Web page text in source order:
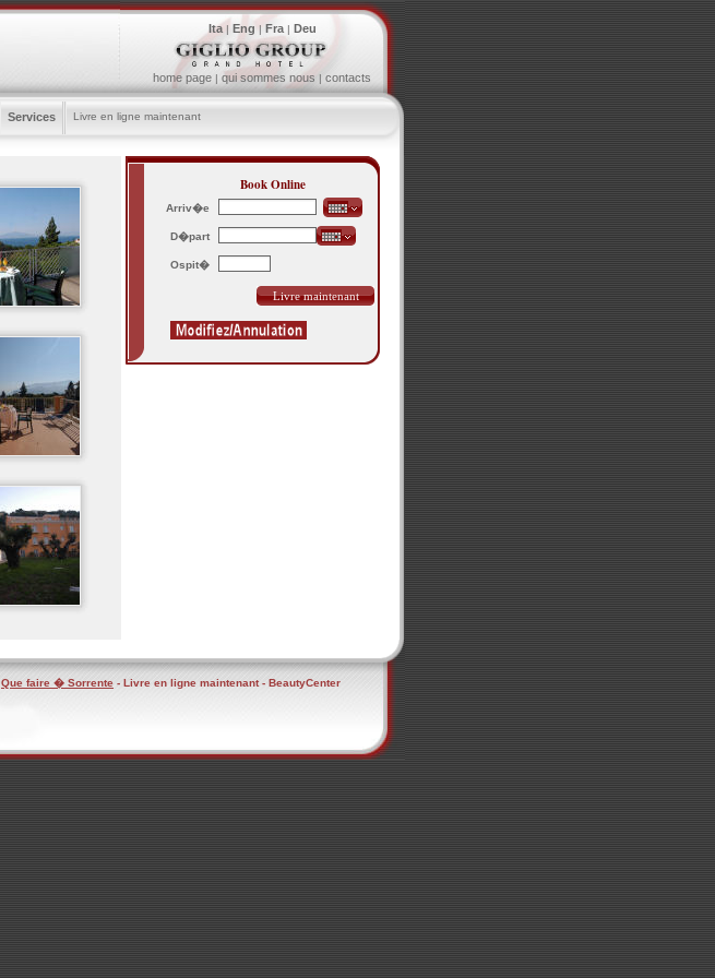
Ita| Eng | Fra| Deu
home page | qui sommes nous | contacts
Services Livre en ligne maintenant
Book Online
Arriv�e
D�part
Ospit�
Que faire � Sorrente - Livre en ligne maintenant - BeautyCenter